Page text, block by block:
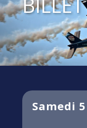
Samedi